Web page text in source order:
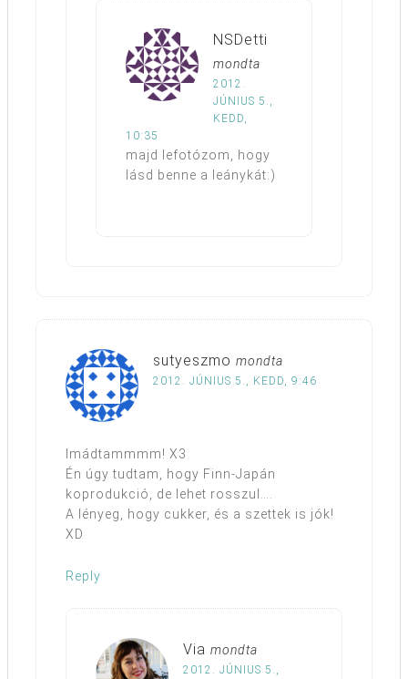
NSDetti
mondta
2012.
JÚNIUS 5.,
KEDD,
10:35
majd lefotózom, hogy
lásd benne a leánykát:)
sutyeszmo mondta
2012. JÚNIUS 5., KEDD, 9:46
Imádtammmm! X3
Én úgy tudtam, hogy Finn-Japán
koprodukció, de lehet rosszul….
A lényeg, hogy cukker, és a szettek is jók!
XD
Reply
Via mondta
2012. JÚNIUS 5.,